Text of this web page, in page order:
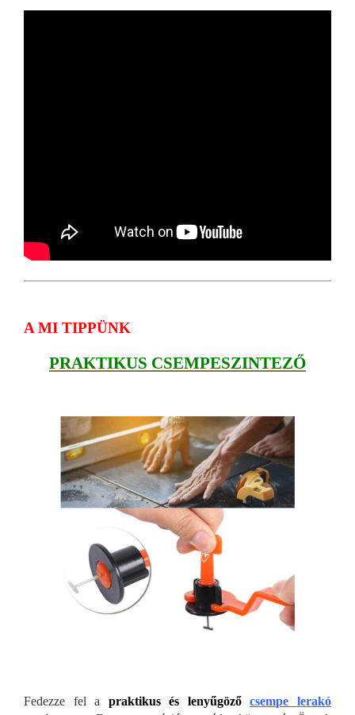
A MI TIPPÜNK
PRAKTIKUS CSEMPESZINTEZŐ
Fedezze fel a praktikus és lenyűgözőcsempe lerakó